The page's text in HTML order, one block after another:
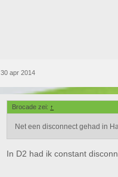
30 apr 2014
Brocade zei: ↑
Net een disconnect gehad in
In D2 had ik constant